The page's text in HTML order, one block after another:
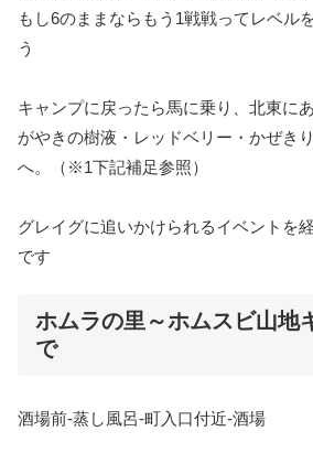
もし6のままならもう1戦戦ってレベル
う
キャンプに戻ったら馬に乗り、北東に
がやきの樹液 ・レッドベリー・かぜき
へ。（※1下記補足参照）
グレイグに追いかけられるイベントを
です
ホムラの里～ホムスビ山地
で
酒場前-蒸し風呂-町入口付近-酒場